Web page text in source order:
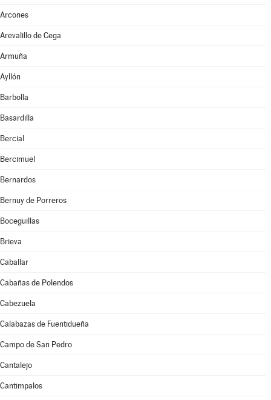
Arcones
Arevalillo de Cega
Armuña
Ayllón
Barbolla
Basardilla
Bercial
Bercimuel
Bernardos
Bernuy de Porreros
Boceguillas
Brieva
Caballar
Cabañas de Polendos
Cabezuela
Calabazas de Fuentidueña
Campo de San Pedro
Cantalejo
Cantimpalos